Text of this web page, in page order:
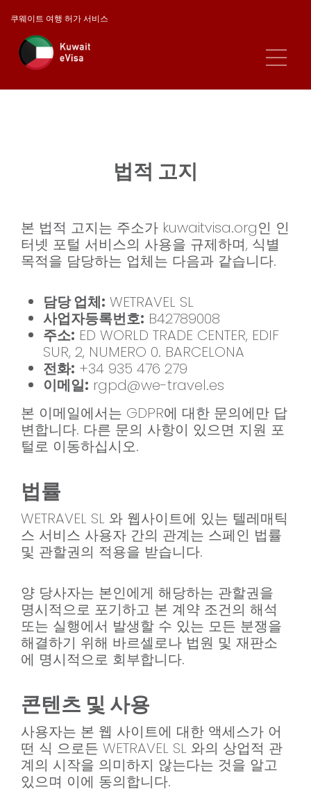
쿠웨이트 여행 허가 서비스
법적 고지
본 법적 고지는 주소가 kuwaitvisa.org인 인
터넷 포털 서비스의 사용을 규제하며, 식별
목적을 담당하는 업체는 다음과 같습니다.
담당 업체: WETRAVEL SL
사업자등록번호: B42789008
주소: ED WORLD TRADE CENTER, EDIF
SUR, 2, NUMERO 0. BARCELONA
전화: +34 935 476 279
이메일: rgpd@we-travel.es
본 이메일에서는 GDPR에 대한 문의에만 답
변합니다. 다른 문의 사항이 있으면 지원 포
털로 이동하십시오.
법률
WETRAVEL SL 와 웹사이트에 있는 텔레매틱
스 서비스 사용자 간의 관계는 스페인 법률
및 관할권의 적용을 받습니다.
양 당사자는 본인에게 해당하는 관할권을
명시적으로 포기하고 본 계약 조건의 해석
또는 실행에서 발생할 수 있는 모든 분쟁을
해결하기 위해 바르셀로나 법원 및 재판소
에 명시적으로 회부합니다.
콘텐츠 및 사용
사용자는 본 웹 사이트에 대한 액세스가 어
떤 식 으로든 WETRAVEL SL 와의 상업적 관
계의 시작을 의미하지 않는다는 것을 알고
있으며 이에 동의합니다.